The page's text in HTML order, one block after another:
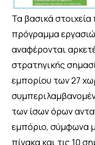
Τα βασικά
πρόγραμμα
αναφέρονται
στρατηγικής
εμπορίου των 27
των ίσων όρων
εμπόριο, σύμφωνα
πίνακα και τις 10